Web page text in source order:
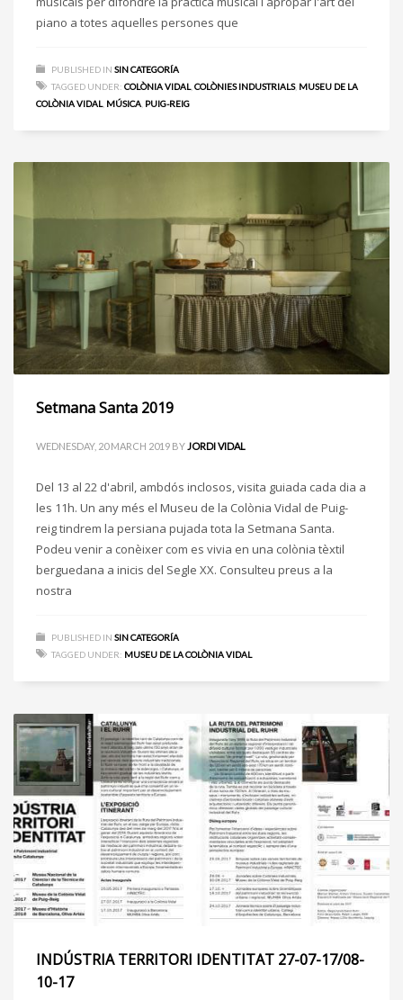
piano a totes aquelles persones que
PUBLISHED IN SIN CATEGORÍA
TAGGED UNDER: COLÒNIA VIDAL, COLÒNIES INDUSTRIALS, MUSEU DE LA
COLÒNIA VIDAL, MÚSICA PUIG-REIG
Setmana Santa 2019
WEDNESDAY, 20 MARCH 2019 BYJORDI VIDAL
Del 13 al 22 d'abril, ambdós inclosos, visita guiada cada dia a
les 11h. Un any més el Museu de la Colònia Vidal de Puig-
reig tindrem la persiana pujada tota la Setmana Santa.
Podeu venir a conèixer com es vivia en una colònia tèxtil
berguedana a inicis del Segle XX. Consulteu preus a la
nostra
PUBLISHED IN SIN CATEGORÍA
TAGGED UNDER: MUSEU DE LA COLÒNIA VIDAL
INDÚSTRIA TERRITORI IDENTITAT 27-07-17/08-
10-17